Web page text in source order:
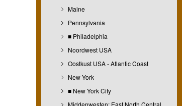
Maine
Pennsylvania
■ Philadelphia
Noordwest USA
Oostkust USA - Atlantic Coast
New York
■ New York City
Middenwesten: East North Central